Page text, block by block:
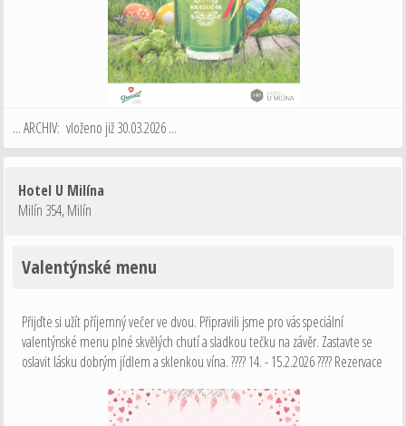
... ARCHIV: vloženo již 30.03.2026 ...
Hotel U Milína
Milín 354,Milín
Valentýnské menu
Přijďte si užít příjemný večer ve dvou. Připravili jsme pro vás speciální
valentýnské menu plné skvělých chutí a sladkou tečku na závěr. Zastavte se
oslavit lásku dobrým jídlem a sklenkou vína. ???? 14. - 15.2.2026 ???? Rezervace